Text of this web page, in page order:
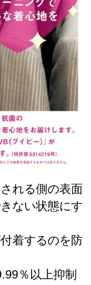
れる側の表面
ない状態にす
着するのを防
％以上抑制